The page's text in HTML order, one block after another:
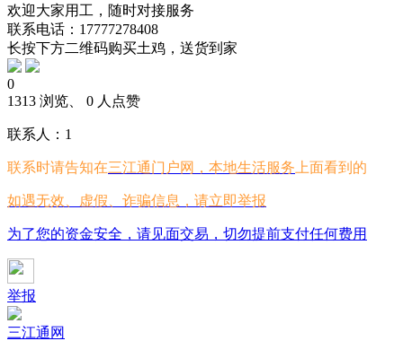
欢迎大家用工，随时对接服务
联系电话：17777278408
长按下方二维码购买土鸡，送货到家
0
1313 浏览、 0 人点赞
联系人：1
联系时请告知在三江通门户网，本地生活服务 上面看到的
如遇无效、虚假、诈骗信息，请立即举报
为了您的资金安全，请见面交易，切勿提前支付任何费用
举报
三江通网